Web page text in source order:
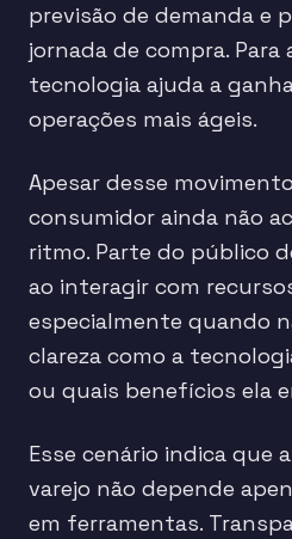
previsão de demanda e
jornada de compra. Para
tecnologia ajuda a
operações mais ágeis.
Apesar desse
consumidor ainda não
ritmo. Parte do público
ao interagir com
especialmente quando
clareza como a
ou quais benefícios ela
Esse cenário indica que
varejo não depende
em ferramentas.